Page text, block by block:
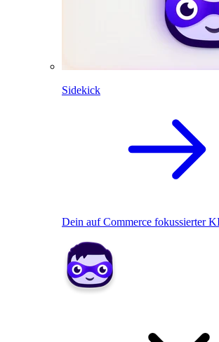
Sidekick
Dein auf Commerce fokussierter